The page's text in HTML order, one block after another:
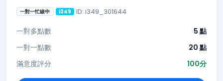
一對一忙線中 i349 ID: i349_301644
一對多點數
5 點
一對一點數
20 點
滿意度評分
100分